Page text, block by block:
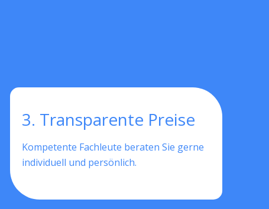
3. Transparente Preise
Kompetente Fachleute beraten Sie gerne
individuell und persönlich.